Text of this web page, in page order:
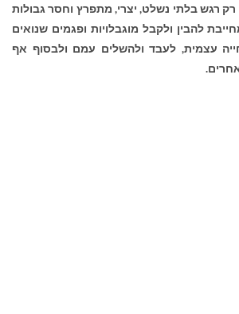
רגש בלתי נשלט, יצרי, מתפרץ וחסר גבולות
להבין ולקבל מוגבלויות ופגמים שנואים
עצמית, לעבד ולהשלים עמם ולבסוף אף